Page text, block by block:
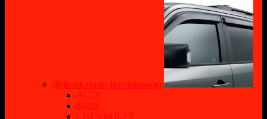
Дефлекторы (ветровики)
AUDI
BMW
CHEVROLET